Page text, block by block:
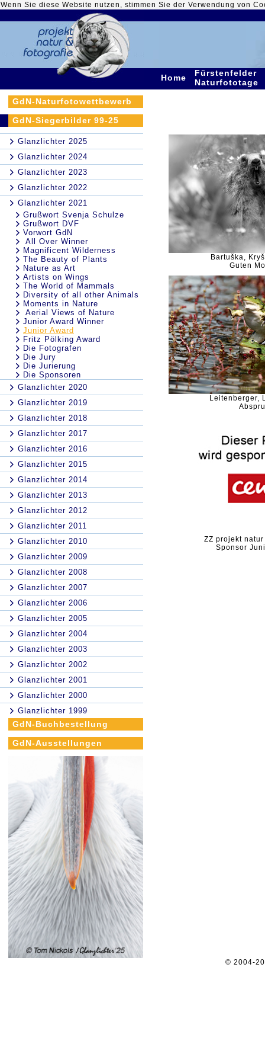
Wenn Sie diese Website nutzen, stimmen Sie der Verwendung von
Home
Fürstenfelder
Naturfototage
GdN-Naturfotowettbewerb
GdN-Siegerbilder 99-25
Glanzlichter 2025
Glanzlichter 2024
Glanzlichter 2023
Glanzlichter 2022
Glanzlichter 2021
Grußwort Svenja Schulze
Grußwort DVF
Vorwort GdN
All Over Winner
Magnificent Wilderness
The Beauty of Plants
Nature as Art
Artists on Wings
The World of Mammals
Diversity of all other Animals
Moments in Nature
Aerial Views of Nature
Junior Award Winner
Junior Award
Fritz Pölking Award
Die Fotografen
Die Jury
Die Jurierung
Die Sponsoren
Glanzlichter 2020
Glanzlichter 2019
Glanzlichter 2018
Glanzlichter 2017
Glanzlichter 2016
Glanzlichter 2015
Glanzlichter 2014
Glanzlichter 2013
Glanzlichter 2012
Glanzlichter 2011
Glanzlichter 2010
Glanzlichter 2009
Glanzlichter 2008
Glanzlichter 2007
Glanzlichter 2006
Glanzlichter 2005
Glanzlichter 2004
Glanzlichter 2003
Glanzlichter 2002
Glanzlichter 2001
Glanzlichter 2000
Glanzlichter 1999
GdN-Buchbestellung
GdN-Ausstellungen
Bartuška,
Guten
Leitenberger,
ZZ projekt
Sponsor
© 2004-